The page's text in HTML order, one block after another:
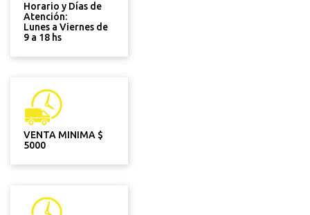
Horario y Días de
Atención:
Lunes a Viernes de
9 a 18 hs
VENTA MINIMA $
5000